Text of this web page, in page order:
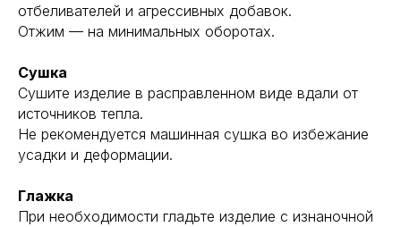
отбеливателей и агрессивных добавок.
Отжим — на минимальных оборотах.
Сушка
Сушите изделие в расправленном виде вдали от
источников тепла.
Не рекомендуется машинная сушка во избежание
усадки и деформации.
Глажка
При необходимости гладьте изделие с изнаночной